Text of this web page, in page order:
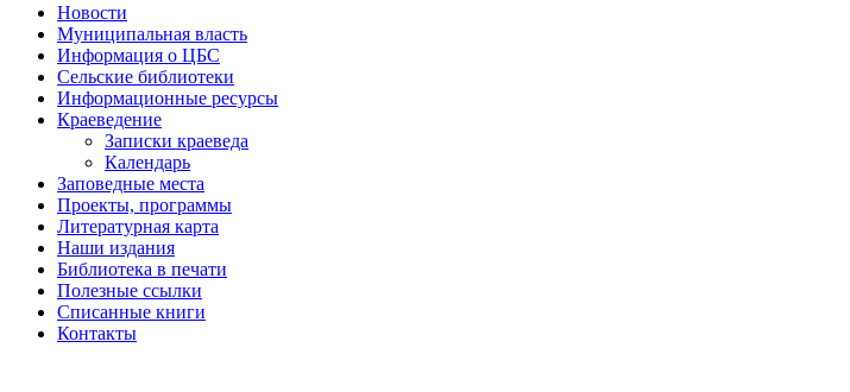
Новости
Муниципальная власть
Информация о ЦБС
Сельские библиотеки
Информационные ресурсы
Краеведение
Записки краеведа
Календарь
Заповедные места
Проекты, программы
Литературная карта
Наши издания
Библиотека в печати
Полезные ссылки
Списанные книги
Контакты